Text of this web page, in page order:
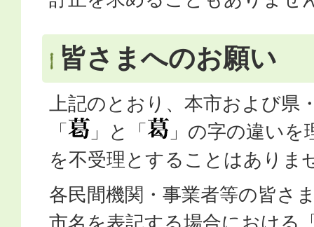
皆さまへのお願い
上記のとおり、本市および県
「
」と「
」の字の違い
を不受理とすることはありま
各民間機関・事業者等の皆さ
市名を表記する場合における